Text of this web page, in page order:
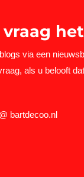
via een
als u belooft
bartdecoo.nl